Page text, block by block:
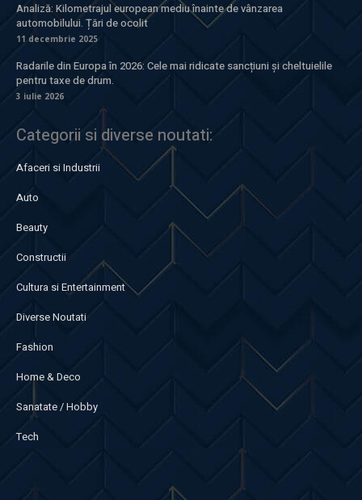
Analiză: Kilometrajul european mediu înainte de vânzarea
automobilului. Țări de ocolit
11 decembrie 2025
Radarile din Europa în 2026: Cele mai ridicate sancțiuni și cheltuielile
pentru taxe de drum.
3 iulie 2026
Categorii si diverse noutati:
Afaceri si Industrii
Auto
Beauty
Constructii
Cultura si Entertainment
Diverse Noutati
Fashion
Home & Deco
Sanatate / Hobby
Tech